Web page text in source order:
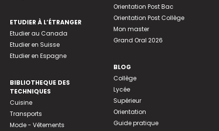
ETUDIER À L’ÉTRANGER
Etudier au Canada
Etudier en Suisse
Etudier en Espagne
BIBLIOTHEQUE DES
TECHNIQUES
Cuisine
Transports
Mode - Vêtements
Orientation Post Bac
Orientation Post Collège
Mon master
Grand Oral 2026
BLOG
Collège
Lycée
Supérieur
Orientation
Guide pratique